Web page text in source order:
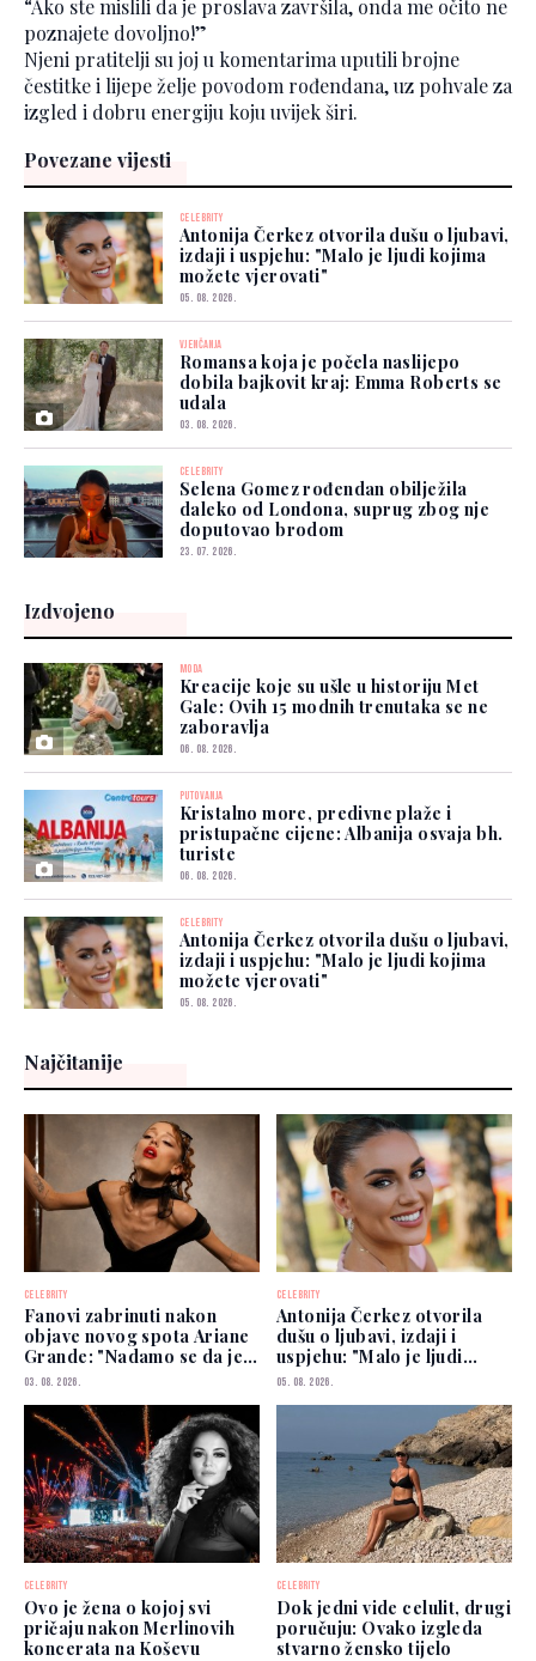
“Ako ste mislili da je proslava završila, onda me očito ne
poznajete dovoljno!”
Njeni pratitelji su joj u komentarima uputili brojne
čestitke i lijepe želje povodom rođendana, uz pohvale za
izgled i dobru energiju koju uvijek širi.
Povezane vijesti
CELEBRITY
Antonija Čerkez otvorila dušu o ljubavi,
izdaji i uspjehu: "Malo je ljudi kojima
možete vjerovati"
05. 08. 2026.
VJENČANJA
Romansa koja je počela naslijepo
dobila bajkovit kraj: Emma Roberts se
udala
03. 08. 2026.
CELEBRITY
Selena Gomez rođendan obilježila
daleko od Londona, suprug zbog nje
doputovao brodom
23. 07. 2026.
Izdvojeno
MODA
Kreacije koje su ušle u historiju Met
Gale: Ovih 15 modnih trenutaka se ne
zaboravlja
06. 08. 2026.
PUTOVANJA
Kristalno more, predivne plaže i
pristupačne cijene: Albanija osvaja bh.
turiste
06. 08. 2026.
CELEBRITY
Antonija Čerkez otvorila dušu o ljubavi,
izdaji i uspjehu: "Malo je ljudi kojima
možete vjerovati"
05. 08. 2026.
Najčitanije
CELEBRITY
Fanovi zabrinuti nakon
objave novog spota Ariane
Grande: "Nadamo se da je
dobro"
03. 08. 2026.
CELEBRITY
Antonija Čerkez otvorila
dušu o ljubavi, izdaji i
uspjehu: "Malo je ljudi
kojima možete vjerovati"
05. 08. 2026.
CELEBRITY
Ovo je žena o kojoj svi
pričaju nakon Merlinovih
koncerata na Koševu
CELEBRITY
Dok jedni vide celulit, drugi
poručuju: Ovako izgleda
stvarno žensko tijelo